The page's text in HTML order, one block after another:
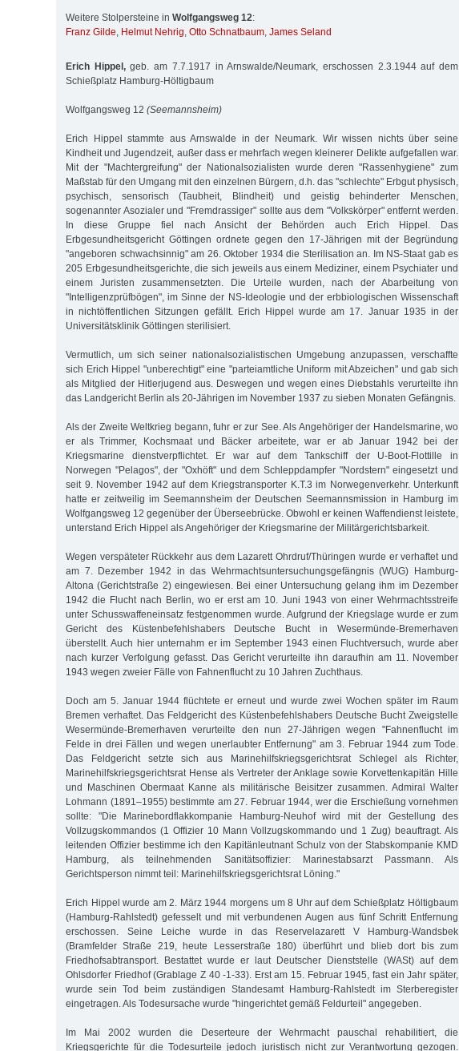
Weitere Stolpersteine in Wolfgangsweg 12:
Franz Gilde, Helmut Nehrig, Otto Schnatbaum, James Seland
Erich Hippel,geb. am 7.7.1917 in Arnswalde/Neumark, erschossen 2.3.1944 auf dem
Schießplatz Hamburg-Höltigbaum
Wolfgangsweg 12 (Seemannsheim)
Erich Hippel stammte aus Arnswalde in der Neumark. Wir wissen nichts über seine
Kindheit und Jugendzeit, außer dass er mehrfach wegen kleinerer Delikte aufgefallen war.
Mit der "Machtergreifung" der Nationalsozialisten wurde deren "Rassenhygiene" zum
Maßstab für den Umgang mit den einzelnen Bürgern, d.h. das "schlechte" Erbgut physisch,
psychisch, sensorisch (Taubheit, Blindheit) und geistig behinderter Menschen,
sogenannter Asozialer und "Fremdrassiger" sollte aus dem "Volkskörper" entfernt werden.
In diese Gruppe fiel nach Ansicht der Behörden auch Erich Hippel. Das
Erbgesundheitsgericht Göttingen ordnete gegen den 17-Jährigen mit der Begründung
"angeboren schwachsinnig" am 26. Oktober 1934 die Sterilisation an. Im NS-Staat gab es
205 Erbgesundheitsgerichte, die sich jeweils aus einem Mediziner, einem Psychiater und
einem Juristen zusammensetzten. Die Urteile wurden, nach der Abarbeitung von
"Intelligenzprüfbögen", im Sinne der NS-Ideologie und der erbbiologischen Wissenschaft
in nichtöffentlichen Sitzungen gefällt. Erich Hippel wurde am 17. Januar 1935 in der
Universitätsklinik Göttingen sterilisiert.
Vermutlich, um sich seiner nationalsozialistischen Umgebung anzupassen, verschaffte
sich Erich Hippel "unberechtigt" eine "parteiamtliche Uniform mit Abzeichen" und gab sich
als Mitglied der Hitlerjugend aus. Deswegen und wegen eines Diebstahls verurteilte ihn
das Landgericht Berlin als 20-Jährigen im November 1937 zu sieben Monaten Gefängnis.
Als der Zweite Weltkrieg begann, fuhr er zur See. Als Angehöriger der Handelsmarine, wo
er als Trimmer, Kochsmaat und Bäcker arbeitete, war er ab Januar 1942 bei der
Kriegsmarine dienstverpflichtet. Er war auf dem Tankschiff der U-Boot-Flottille in
Norwegen "Pelagos", der "Oxhöft" und dem Schleppdampfer "Nordstern" eingesetzt und
seit 9. November 1942 auf dem Kriegstransporter K.T.3 im Norwegenverkehr. Unterkunft
hatte er zeitweilig im Seemannsheim der Deutschen Seemannsmission in Hamburg im
Wolfgangsweg 12 gegenüber der Überseebrücke. Obwohl er keinen Waffendienst leistete,
unterstand Erich Hippel als Angehöriger der Kriegsmarine der Militärgerichtsbarkeit.
Wegen verspäteter Rückkehr aus dem Lazarett Ohrdruf/Thüringen wurde er verhaftet und
am 7. Dezember 1942 in das Wehrmachtsuntersuchungsgefängnis (WUG) Hamburg-
Altona (Gerichtstraße 2) eingewiesen. Bei einer Untersuchung gelang ihm im Dezember
1942 die Flucht nach Berlin, wo er erst am 10. Juni 1943 von einer Wehrmachtsstreife
unter Schusswaffeneinsatz festgenommen wurde. Aufgrund der Kriegslage wurde er zum
Gericht des Küstenbefehlshabers Deutsche Bucht in Wesermünde-Bremerhaven
überstellt. Auch hier unternahm er im September 1943 einen Fluchtversuch, wurde aber
nach kurzer Verfolgung gefasst. Das Gericht verurteilte ihn daraufhin am 11. November
1943 wegen zweier Fälle von Fahnenflucht zu 10 Jahren Zuchthaus.
Doch am 5. Januar 1944 flüchtete er erneut und wurde zwei Wochen später im Raum
Bremen verhaftet. Das Feldgericht des Küstenbefehlshabers Deutsche Bucht Zweigstelle
Wesermünde-Bremerhaven verurteilte den nun 27-Jährigen wegen "Fahnenflucht im
Felde in drei Fällen und wegen unerlaubter Entfernung" am 3. Februar 1944 zum Tode.
Das Feldgericht setzte sich aus Marinehilfskriegsgerichtsrat Schlegel als Richter,
Marinehilfskriegsgerichtsrat Hense als Vertreter der Anklage sowie Korvettenkapitän Hille
und Maschinen Obermaat Kanne als militärische Beisitzer zusammen. Admiral Walter
Lohmann (1891–1955) bestimmte am 27. Februar 1944, wer die Erschießung vornehmen
sollte: "Die Marinebordflakkompanie Hamburg-Neuhof wird mit der Gestellung des
Vollzugskommandos (1 Offizier 10 Mann Vollzugskommando und 1 Zug) beauftragt. Als
leitenden Offizier bestimme ich den Kapitänleutnant Schulz von der Stabskompanie KMD
Hamburg, als teilnehmenden Sanitätsoffizier: Marinestabsarzt Passmann. Als
Gerichtsperson nimmt teil: Marinehilfskriegsgerichtsrat Löning."
Erich Hippel wurde am 2. März 1944 morgens um 8 Uhr auf dem Schießplatz Höltigbaum
(Hamburg-Rahlstedt) gefesselt und mit verbundenen Augen aus fünf Schritt Entfernung
erschossen. Seine Leiche wurde in das Reservelazarett V Hamburg-Wandsbek
(Bramfelder Straße 219, heute Lesserstraße 180) überführt und blieb dort bis zum
Friedhofsabtransport. Bestattet wurde er laut Deutscher Dienststelle (WASt) auf dem
Ohlsdorfer Friedhof (Grablage Z 40 -1-33). Erst am 15. Februar 1945, fast ein Jahr später,
wurde sein Tod beim zuständigen Standesamt Hamburg-Rahlstedt im Sterberegister
eingetragen. Als Todesursache wurde "hingerichtet gemäß Feldurteil" angegeben.
Im Mai 2002 wurden die Deserteure der Wehrmacht pauschal rehabilitiert, die
Kriegsgerichte für die Todesurteile jedoch juristisch nicht zur Verantwortung gezogen.